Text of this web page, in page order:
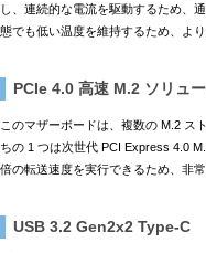
し、連続的な電流を駆動するため、
態でも低い温度を維持するため、よ
PCIe 4.0 高速 M.2 ソリュ
このマザーボードは、複数の M.2 ス
ちの 1 つは次世代 PCI Express 4.0
倍の転送速度を実行できるため、非
USB 3.2 Gen2x2 Type-C